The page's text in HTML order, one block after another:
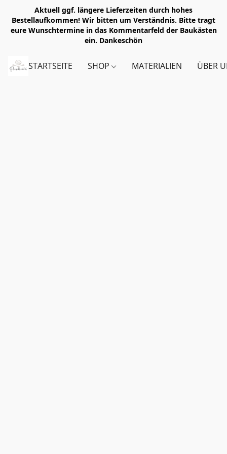
Aktuell ggf. längere Lieferzeiten durch hohes
Bestellaufkommen! Wir bitten um Verständnis. Bitte tragt
eure Wunschtermine in das Kommentarfeld der Baukästen
ein. Dankeschön
STARTSEITE SHOP MATERIALIEN ÜBER